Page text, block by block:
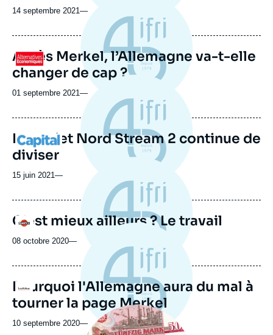
14 septembre 2021—
Logo
Après Merkel, l’Allemagne va-t-elle
changer de cap ?
01 septembre 2021—
Logo
Le projet Nord Stream 2 continue de
diviser
15 juin 2021—
Logo
C’est mieux ailleurs ? Le travail
08 octobre 2020—
Logo
Pourquoi l'Allemagne aura du mal à
tourner la page Merkel
10 septembre 2020—
Image
principale
médiatique